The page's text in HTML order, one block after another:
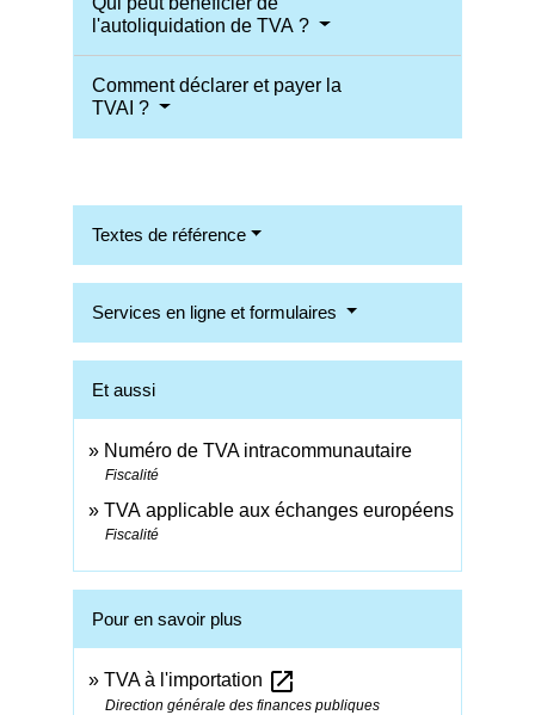
l'autoliquidation de TVA ?
Comment déclarer et payer la
TVAI ?
Textes de référence
Services en ligne et formulaires
Et aussi
Numéro de TVA intracommunautaire
Fiscalité
TVA applicable aux échanges européens
Fiscalité
Pour en savoir plus
TVA à l'importation open_in_new
Direction générale des finances publiques